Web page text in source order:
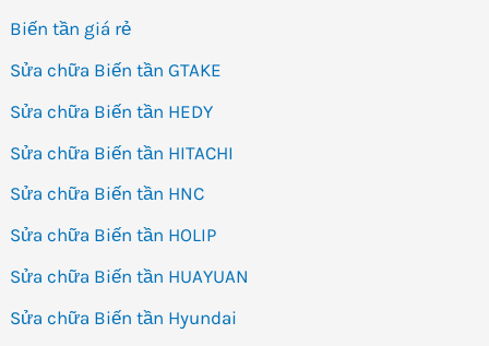
Biến tần giá rẻ
Sửa chữa Biến tần GTAKE
Sửa chữa Biến tần HEDY
Sửa chữa Biến tần HITACHI
Sửa chữa Biến tần HNC
Sửa chữa Biến tần HOLIP
Sửa chữa Biến tần HUAYUAN
Sửa chữa Biến tần Hyundai